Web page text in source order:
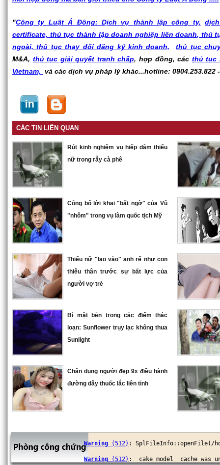
"Công ty Luật Á Đông: Dịch vụ thành lập công ty,
certificate, thủ tục thành lập doanh nghiệp liên doanh, thủ
ngoài,thủ tục thay đổi đăng ký kinh doanh,
thủ tục
M&A, thủ tục giải quyết tranh chấp, hợp đồng, các thủ tục
Vietnam, và các dịch vụ pháp lý khác...hotline: 0904.253.822
CÁC TIN LIÊN QUAN
Rút kinh nghiệm vụ hiếp dâm thiếu
nữ trong rẫy cà phê
Công bố lời khai "bất ngờ" của Vũ
"nhôm" trong vụ làm quốc tịch Mỹ
Thiếu nữ "lao vào" anh rể như con
thiêu thân trước sự bất lực của
người vợ trẻ
Bí mật bên trong các điểm thác
loạn: Sunflower trụy lạc không thua
Sunlight
Chân dung người đẹp 9x điều hành
đường dây thuốc lắc liên tỉnh
Warning (512) : SplFileInfo::openFile(/
Warning (512) : _cake_model_ cache